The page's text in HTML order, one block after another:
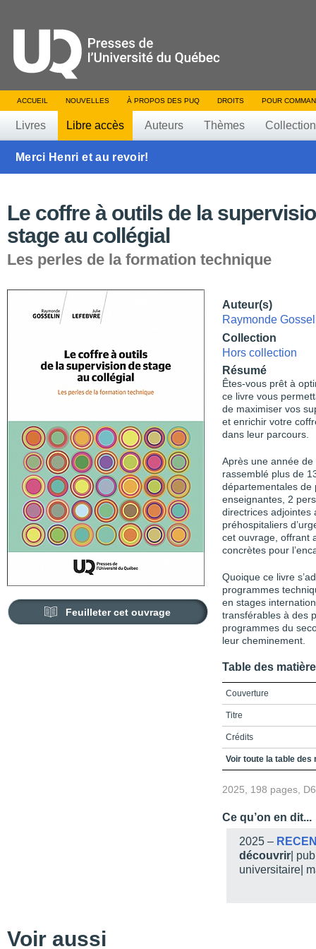
ACCUEIL NOUVELLES À PROPOS DES PUQ DROITS POUR
Livres Libre accès Auteurs Thèmes
Merci Henri et au revoir!
Le coffre à outils de la
stage au collégial
Les perles de la formation technique
Feuilleter cet ouvrage
Auteur(s)
Raymonde
Collection
Hors collection
Résumé
Êtes-vous prêt à
ce livre vous
de maximiser vos
et enrichir votre
dans leur parcours.
Après une année
rassemblé plus de
départementales de
enseignantes, 2
directrices adjointes
préhospitaliers
cet ouvrage, offrant
concrètes pour
Quoique ce livre
programmes
en stages
transférables à des
programmes du
leur cheminement.
Table des
Couverture
Titre
Crédits
Remerciements
Liste des figures et
Introduction
Partie I / Les outils
Voir toute la table des
2025, 198 pages,
Ce qu’on en dit...
2025 –
découvrir|
universitaire|
Voir aussi